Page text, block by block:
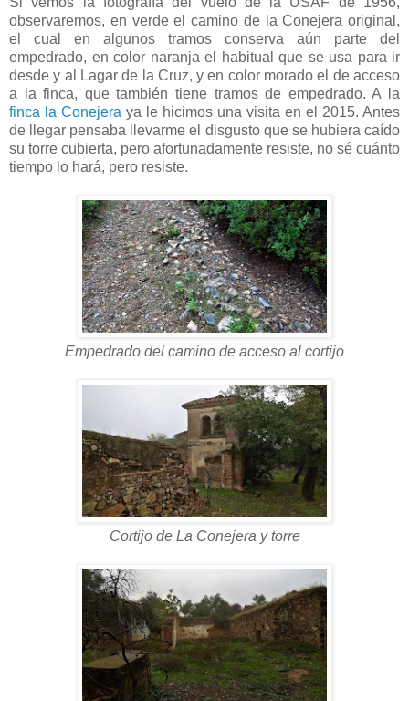
observaremos, en verde el camino de la Conejera original,
el cual en algunos tramos conserva aún parte del
empedrado, en color naranja el habitual que se usa para ir
desde y al Lagar de la Cruz, y en color morado el de acceso
a la finca, que también tiene tramos de empedrado. A la
finca la Conejera ya le hicimos una visita en el 2015. Antes
de llegar pensaba llevarme el disgusto que se hubiera caído
su torre cubierta, pero afortunadamente resiste, no sé cuánto
tiempo lo hará, pero resiste.
Empedrado del camino de acceso al cortijo
Cortijo de La Conejera y torre